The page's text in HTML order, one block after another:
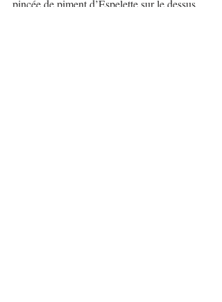
pincée de piment d’Espelette sur le dessus,